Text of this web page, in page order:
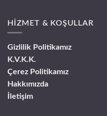
HİZMET & KOŞULLAR
Gizlilik Politikamız
K.V.K.K.
Çerez Politikamız
Hakkımızda
İletişim